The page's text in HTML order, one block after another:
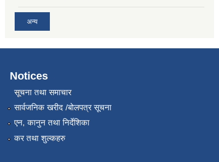
अन्य
Notices
सूचना तथा समाचार
सार्वजनिक खरीद /बोलपत्र सूचना
एन, कानुन तथा निर्देशिका
कर तथा शुल्कहरु